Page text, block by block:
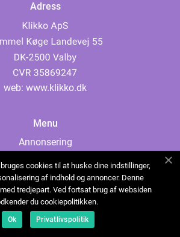
Adress
web: www.klikko.dk
Menu
Annonsering
Cookies
Kontakta oss
Sitemap
cookies til at huske dine indstillinger,
af indhold og annoncer. Denne
tredjepart. Ved fortsat brug af websiden
du cookiepolitikken.
Ok Privatlivspolitik